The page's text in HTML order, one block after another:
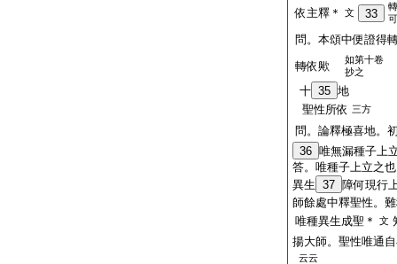
依主釋＊
文 33
問。本頌中便證得
轉依歟
如第十卷
抄之
十 35 地
聖性所依 三方
問。論釋極喜地。
36 唯無漏種子上
答。唯種子上立之
異生 37 障何現行
師餘處中釋聖性。
唯種異生成聖＊
文
揚大師。聖性唯通
云云